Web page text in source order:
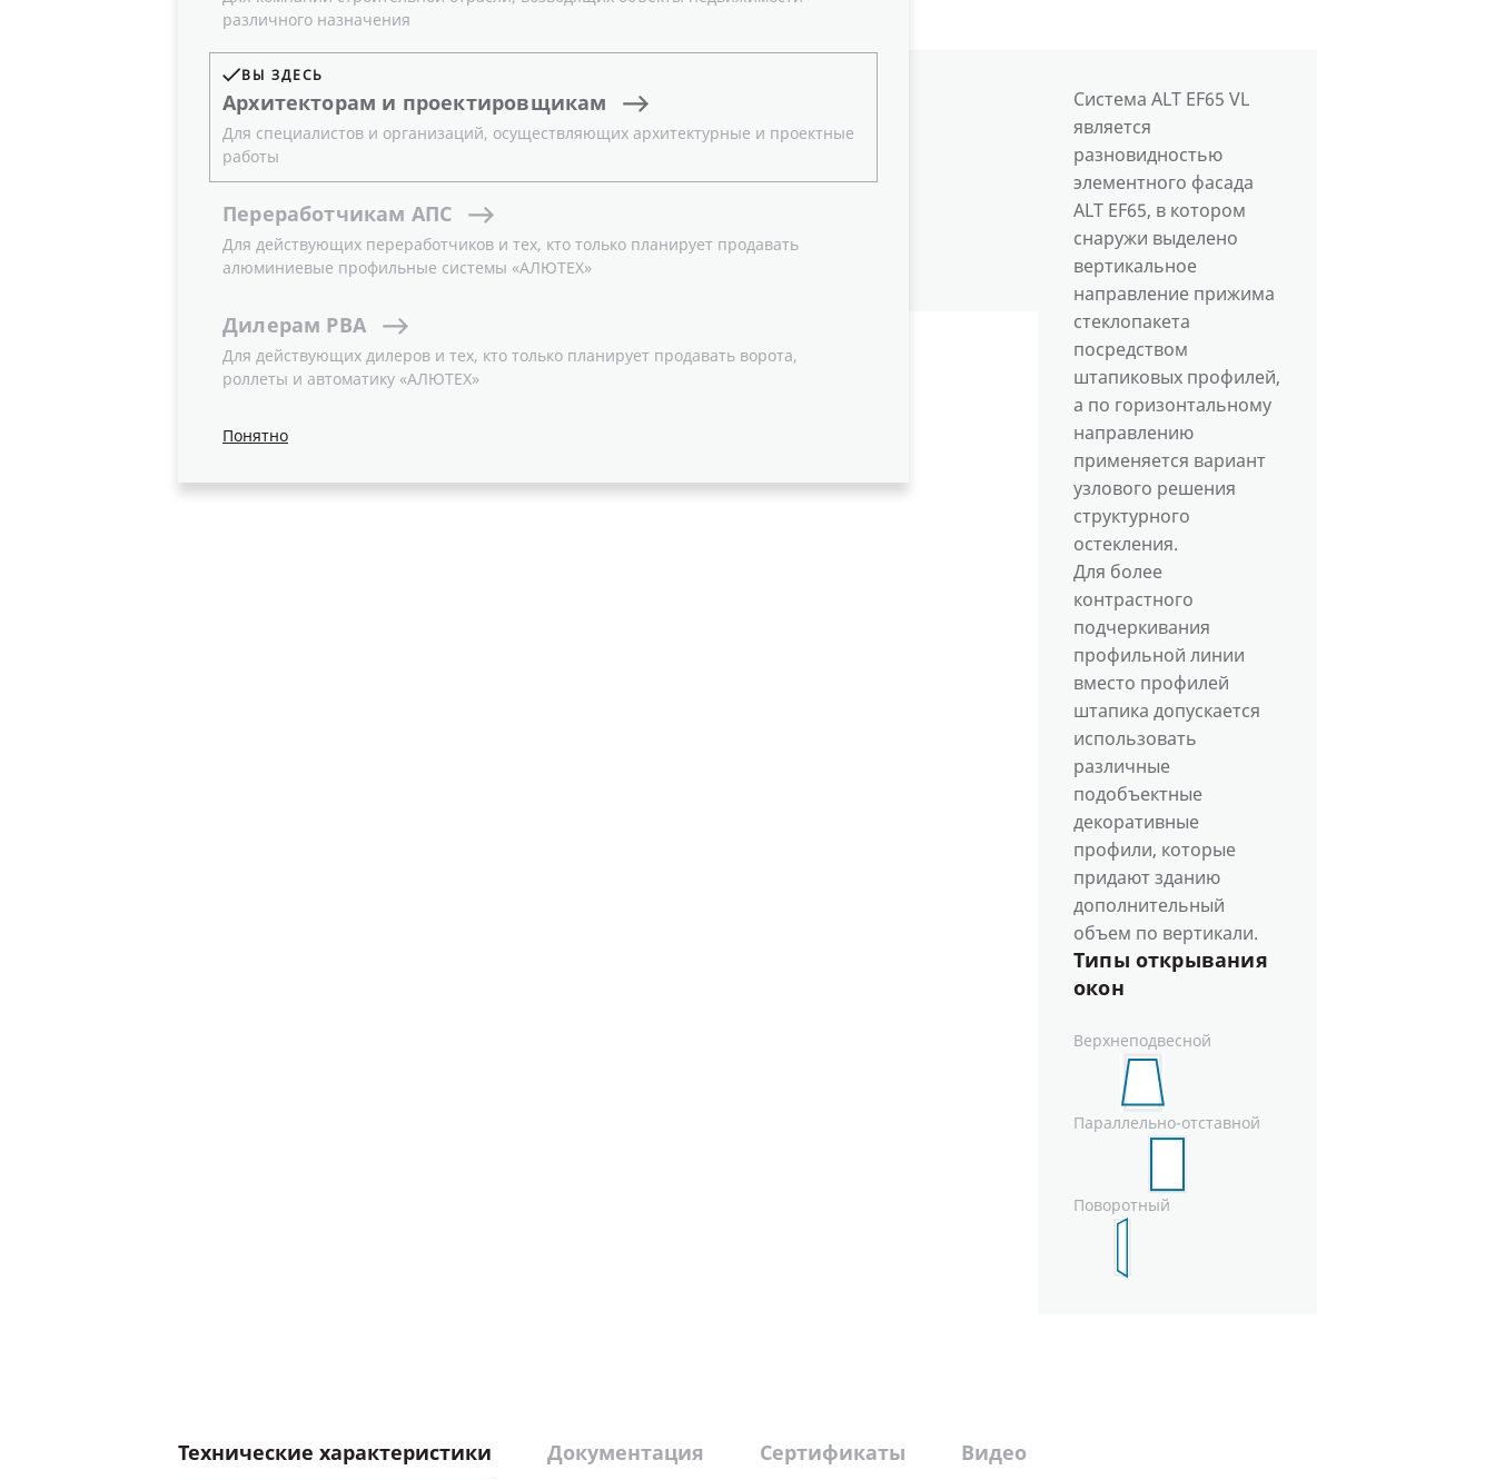
различного назначения
ВЫ ЗДЕСЬ
Архитекторам и проектировщикам
Для специалистов и организаций, осуществляющих архитектурные и проектные
работы
Переработчикам АПС
Для действующих переработчиков и тех, кто только планирует продавать
алюминиевые профильные системы «АЛЮТЕХ»
Дилерам РВА
Для действующих дилеров и тех, кто только планирует продавать ворота,
роллеты и автоматику «АЛЮТЕХ»
Понятно
Система ALT EF65 VL
является
разновидностью
элементного фасада
ALT EF65, в котором
снаружи выделено
вертикальное
направление прижима
стеклопакета
посредством
штапиковых профилей,
а по горизонтальному
направлению
применяется вариант
узлового решения
структурного
остекления.
Для более
контрастного
подчеркивания
профильной линии
вместо профилей
штапика допускается
использовать
различные
подобъектные
декоративные
профили, которые
придают зданию
дополнительный
объем по вертикали.
Типы открывания
окон
Верхнеподвесной
Параллельно-отставной
Поворотный
Технические характеристики Документация Сертификаты Видео